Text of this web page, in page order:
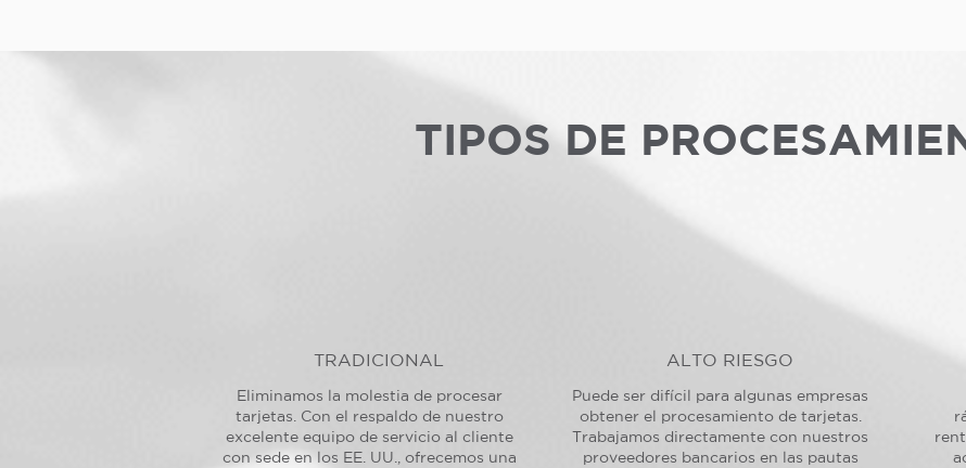
TIPOS DE
TRADICIONAL
Eliminamos la molestia de procesar
tarjetas. Con el respaldo de nuestro
excelente equipo de servicio al cliente
con sede en los EE. UU., ofrecemos una
ALTO RIESGO
Puede ser difícil para algunas empresas
obtener el procesamiento de tarjetas.
Trabajamos directamente con nuestros
proveedores bancarios en las pautas